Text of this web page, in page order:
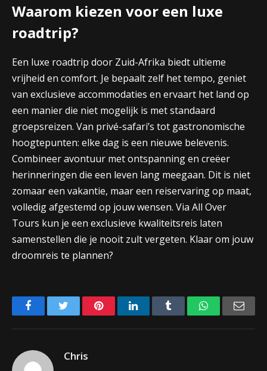
Waarom kiezen voor een luxe
roadtrip?
Een luxe roadtrip door Zuid-Afrika biedt ultieme
vrijheid en comfort. Je bepaalt zelf het tempo, geniet
van exclusieve accommodaties en ervaart het land op
een manier die niet mogelijk is met standaard
groepsreizen. Van privé-safari’s tot gastronomische
hoogtepunten: elke dag is een nieuwe belevenis.
Combineer avontuur met ontspanning en creëer
herinneringen die een leven lang meegaan. Dit is niet
zomaar een vakantie, maar een reiservaring op maat,
volledig afgestemd op jouw wensen. Via All Over
Tours kun je een exclusieve kwaliteitsreis laten
samenstellen die je nooit zult vergeten. Klaar om jouw
droomreis te plannen?
FacebookTwitter PinterestLinkedIn Tumblr WhatsApp
Chris